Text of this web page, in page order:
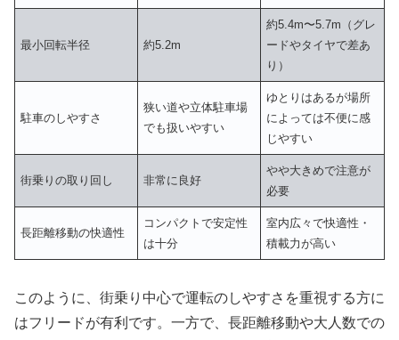
最小回転半径 約5.2m
約5.4m〜5.7m（グレ
ードやタイヤで差あ
り）
駐車のしやすさ
狭い道や立体駐車場
でも扱いやすい
ゆとりはあるが場所
によっては不便に感
じやすい
街乗りの取り回し 非常に良好
やや大きめで注意が
必要
長距離移動の快適性
コンパクトで安定性
は十分
室内広々で快適性・
積載力が高い
このように、街乗り中心で運転のしやすさを重視する方に
はフリードが有利です。一方で、長距離移動や大人数での